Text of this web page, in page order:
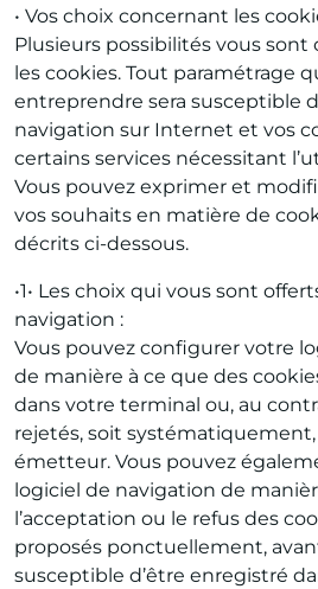
• Vos choix concernant les
Plusieurs possibilités vous
les cookies. Tout paramétrage
entreprendre sera susceptible
navigation sur Internet et vos
certains services nécessitant
Vous pouvez exprimer et
vos souhaits en matière de
décrits ci-dessous.
•1• Les choix qui vous sont
navigation :
Vous pouvez configurer votre
de manière à ce que des
dans votre terminal ou, au
rejetés, soit
émetteur. Vous pouvez
logiciel de navigation de
l’acceptation ou le refus des
proposés ponctuellement,
susceptible d’être enregistré